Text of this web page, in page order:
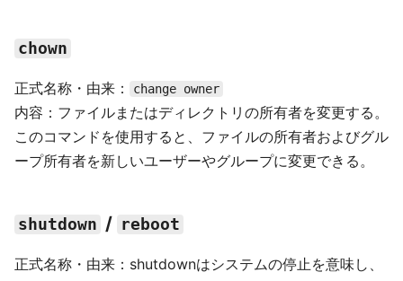
chown
正式名称・由来： change owner
内容：ファイルまたはディレクトリの所有者を変更する。
このコマンドを使用すると、ファイルの所有者およびグル
ープ所有者を新しいユーザーやグループに変更できる。
shutdown / reboot
正式名称・由来：shutdownはシステムの停止を意味し、